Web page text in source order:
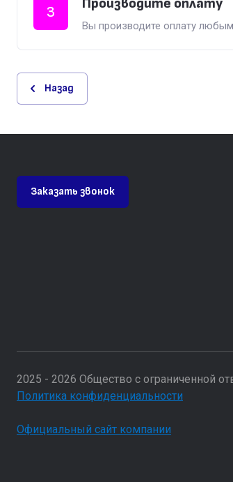
3 Производите оплату
Вы производите оплату
Назад
Заказать звонок
2025 - 2026 Общество с ограниченной
Политика конфиденциальности
Официальный сайт компании